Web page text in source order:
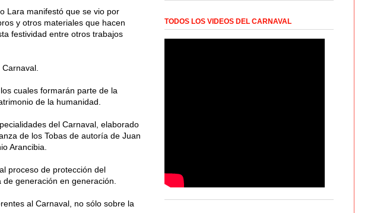
Lara manifestó que se vio por
y otros materiales que hacen
festividad entre otros trabajos
cuales formarán parte de la
de la humanidad.
del Carnaval, elaborado
de los Tobas de autoría de Juan
Arancibia.
proceso de protección del
generación en generación.
al Carnaval, no sólo sobre la
TODOS LOS VIDEOS DEL CARNAVAL